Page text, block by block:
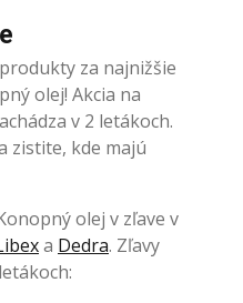
za najnižšie
olej! Akcia na
v 2 letákoch.
zistite, kde majú
olej v zľave v
a Dedra. Zľavy